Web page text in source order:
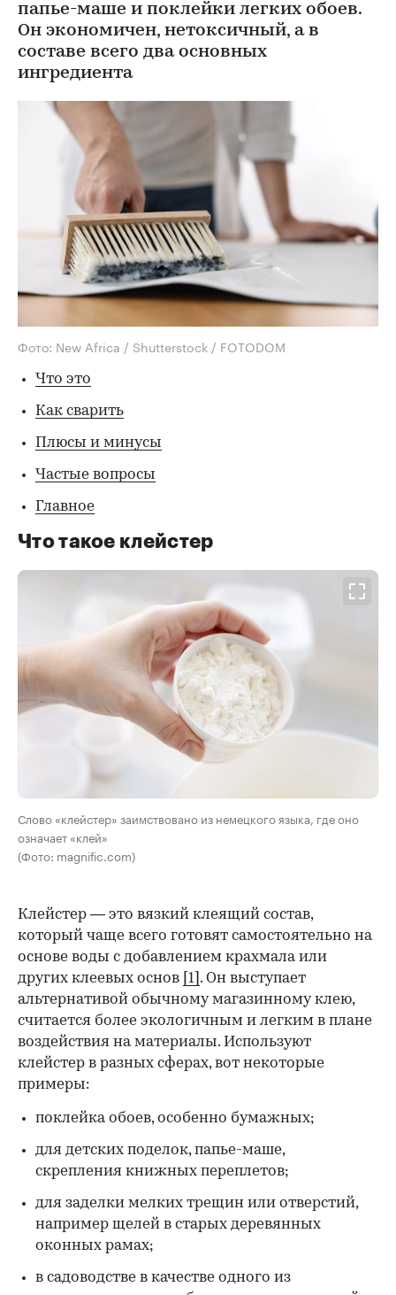
папье-маше и поклейки легких обоев.
Он экономичен, нетоксичный, а в
составе всего два основных
ингредиента
Фото: New Africa / Shutterstock / FOTODOM
Что это
Как сварить
Плюсы и минусы
Частые вопросы
Главное
Что такое клейстер
Слово «клейстер» заимствовано из немецкого языка, где оно
означает «клей»
(Фото: magnific.com)
00:00 / 00:00
Клейстер — это вязкий клеящий состав,
который чаще всего готовят самостоятельно на
основе воды с добавлением крахмала или
других клеевых основ [1] . Он выступает
альтернативой обычному магазинному клею,
считается более экологичным и легким в плане
воздействия на материалы. Используют
клейстер в разных сферах, вот некоторые
примеры:
поклейка обоев, особенно бумажных;
для детских поделок, папье-маше,
скрепления книжных переплетов;
для заделки мелких трещин или отверстий,
например щелей в старых деревянных
оконных рамах;
в садоводстве в качестве одного из